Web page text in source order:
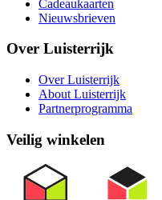
Cadeaukaarten
Nieuwsbrieven
Over Luisterrijk
Over Luisterrijk
About Luisterrijk
Partnerprogramma
Veilig winkelen